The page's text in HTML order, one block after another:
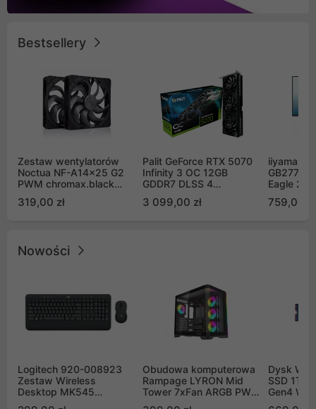
Bestsellery
Zestaw wentylatorów
Noctua NF-A14x25 G2
PWM chromax.black
Push Pull (2szt)
319,00 zł
Palit GeForce RTX 5070
Infinity 3 OC 12GB
GDDR7 DLSS 4
GB2050S)
3 099,00 zł
iiyama G-
Eagle 27"
759,00 zł
Nowości
Logitech 920-008923
Zestaw Wireless
Desktop MK545
Obudowa komputerowa
Rampage LYRON Mid
Tower 7xFan ARGB PWM
Dysk WD
SSD 1TB
Gen4